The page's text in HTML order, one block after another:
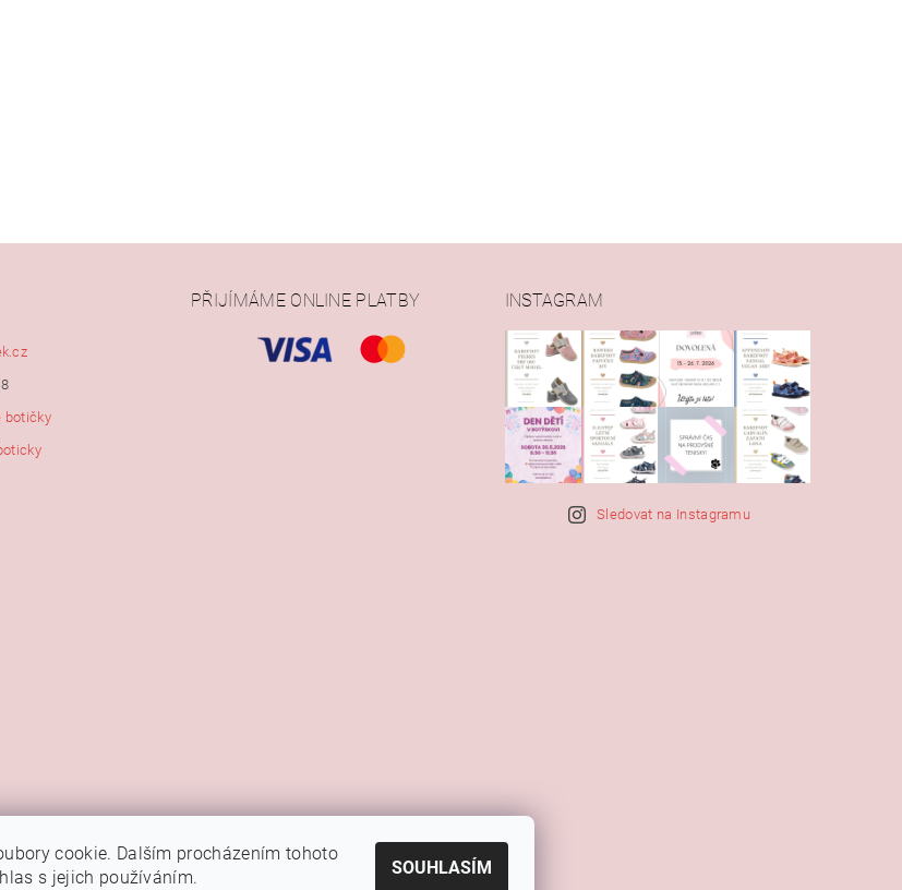
botičky
PŘIJÍMÁME ONLINE PLATBY INSTAGRAM
Sledovat na Instagramu
Náš FB
cookie. Dalším procházením tohoto
s jejich používáním.
SOUHLASÍM